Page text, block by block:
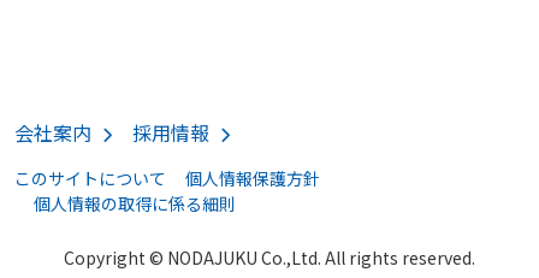
会社案内 採用情報
このサイトについて
個人情報保護方針
個人情報の取得に係る細則
Copyright © NODAJUKU Co.,Ltd. All rights reserved.